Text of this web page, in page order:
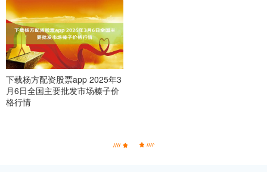
下载杨方配资股票app 2025年3
月6日全国主要批发市场榛子价
格行情